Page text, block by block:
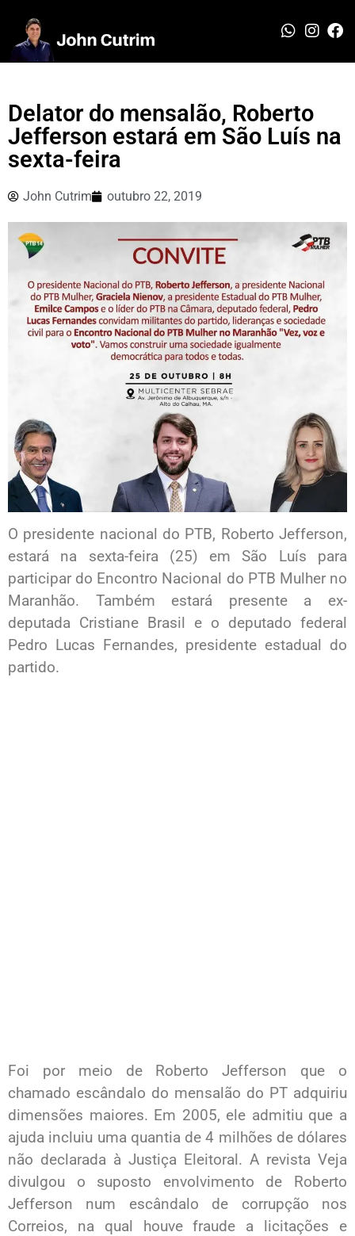
Delator do mensalão, Roberto
Jefferson estará em São Luís na
sexta-feira
John Cutrim outubro 22, 2019
O presidente nacional do PTB, Roberto Jefferson,
estará na sexta-feira (25) em São Luís para
participar do Encontro Nacional do PTB Mulher no
Maranhão. Também estará presente a ex-
deputada Cristiane Brasil e o deputado federal
Pedro Lucas Fernandes, presidente estadual do
partido.
Foi por meio de Roberto Jefferson que o
chamado escândalo do mensalão do PT adquiriu
dimensões maiores. Em 2005, ele admitiu que a
ajuda incluiu uma quantia de 4 milhões de dólares
não declarada à Justiça Eleitoral. A revista Veja
divulgou o suposto envolvimento de Roberto
Jefferson num escândalo de corrupção nos
Correios, na qual houve fraude a licitações e